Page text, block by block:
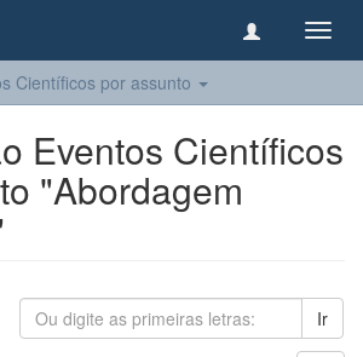
Científicos por assunto
Eventos Científicos
"Abordagem
Ir